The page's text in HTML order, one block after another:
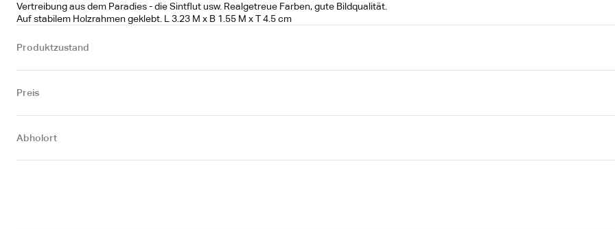
Vertreibung aus dem Paradies - die Sintflut usw. Realgetreue Farben, gute Bildqualität.
Auf stabilem Holzrahmen geklebt. L 3.23 M x B 1.55 M x T 4.5 cm
Produktzustand
Preis
Abholort